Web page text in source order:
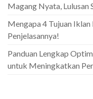
Magang Nyata, Lulusan
Mengapa 4 Tujuan Iklan
Penjelasannya!
Panduan Lengkap
untuk Meningkatkan